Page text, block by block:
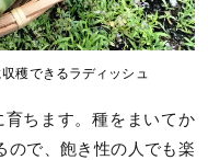
穫できるラディッシュ
ちます。種をまいてか
ので、飽き性の人でも楽